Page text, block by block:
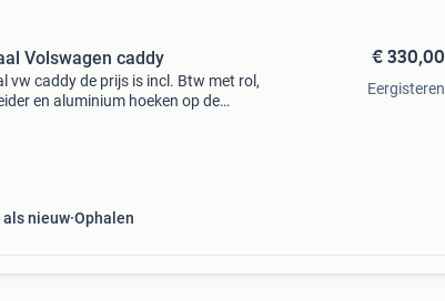
Volswagen caddy
vw caddy de prijs is incl. Btw met rol,
en aluminium hoeken op de
als nieuw Ophalen
€ 330,00
Eergisteren